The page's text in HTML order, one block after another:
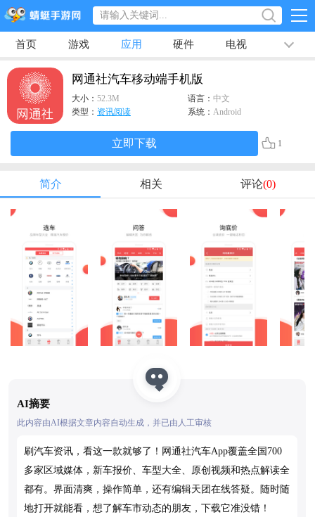
首页 游戏 应用 硬件 电视 排行榜
专题
网通社汽车移动端手机版
大小： 52.3M 语言： 中文
类型： 资讯阅读 系统： Android
立即下载 1
简介 相关 评论(0)
AI摘要
此内容由AI根据文章内容自动生成，并已由人工审核
刷汽车资讯，看这一款就够了！网通社汽车App覆盖全国700
多家区域媒体，新车报价、车型大全、原创视频和热点解读全
都有。界面清爽，操作简单，还有编辑天团在线答疑。随时随
地打开就能看，想了解车市动态的朋友，下载它准没错！